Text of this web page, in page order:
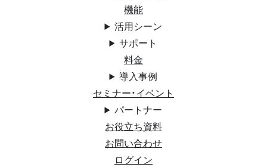
機能
活用シーン
サポート
料金
導入事例
セミナー・イベント
パートナー
お役立ち資料
お問い合わせ
ログイン